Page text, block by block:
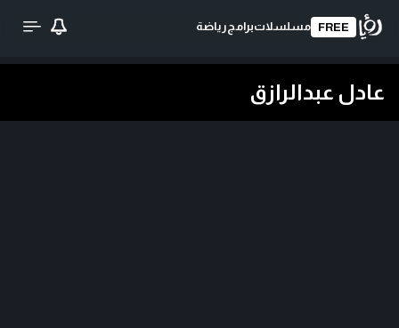
FREE مسلسلاتبرامج رياضة
عادل عبدالرازق